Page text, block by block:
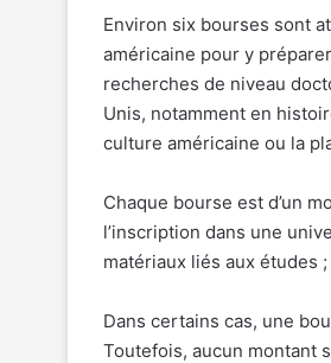
Environ six bourses sont
américaine pour y
recherches de niveau
Unis, notamment en
culture américaine ou la
Chaque bourse est d’un
l’inscription dans une
matériaux liés aux études
Dans certains cas, une
Toutefois, aucun montant